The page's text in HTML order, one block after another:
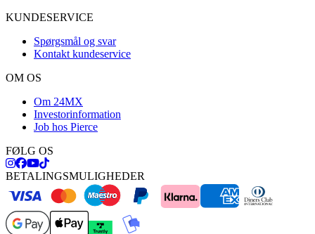
KUNDESERVICE
Spørgsmål og svar
Kontakt kundeservice
OM OS
Om 24MX
Investorinformation
Job hos Pierce
FØLG OS
BETALINGSMULIGHEDER